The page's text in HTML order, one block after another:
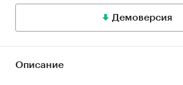
Демоверсия
Описание